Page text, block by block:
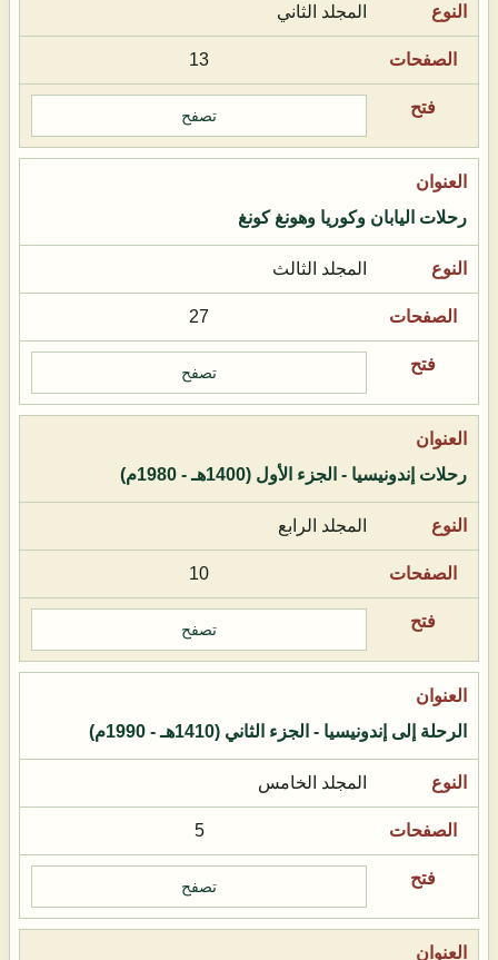
المجلد الثاني
13
تصفح
رحلات اليابان وكوريا وهونغ كونغ
المجلد الثالث
27
تصفح
رحلات إندونيسيا - الجزء الأول (1400هـ - 1980م)
المجلد الرابع
10
تصفح
الرحلة إلى إندونيسيا - الجزء الثاني (1410هـ - 1990م)
المجلد الخامس
5
تصفح